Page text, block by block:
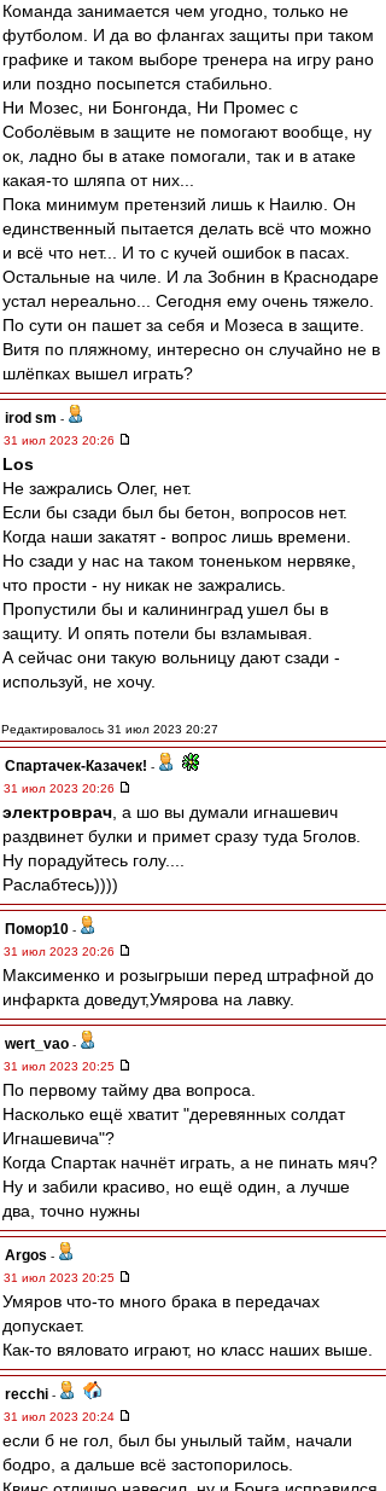
Команда занимается чем угодно, только не
футболом. И да во флангах защиты при таком
графике и таком выборе тренера на игру рано
или поздно посыпется стабильно.
Ни Мозес, ни Бонгонда, Ни Промес с
Соболёвым в защите не помогают вообще, ну
ок, ладно бы в атаке помогали, так и в атаке
какая-то шляпа от них...
Пока минимум претензий лишь к Наилю. Он
единственный пытается делать всё что можно
и всё что нет... И то с кучей ошибок в пасах.
Остальные на чиле. И ла Зобнин в Краснодаре
устал нереально... Сегодня ему очень тяжело.
По сути он пашет за себя и Мозеса в защите.
Витя по пляжному, интересно он случайно не в
шлёпках вышел играть?
irod sm -
31 июл 2023 20:26
Los
Не зажрались Олег, нет.
Если бы сзади был бы бетон, вопросов нет.
Когда наши закатят - вопрос лишь времени.
Но сзади у нас на таком тоненьком нервяке,
что прости - ну никак не зажрались.
Пропустили бы и калининград ушел бы в
защиту. И опять потели бы взламывая.
А сейчас они такую вольницу дают сзади -
используй, не хочу.
Редактировалось 31 июл 2023 20:27
Спартачек-Казачек! -
31 июл 2023 20:26
электроврач , а шо вы думали игнашевич
раздвинет булки и примет сразу туда 5голов.
Ну порадуйтесь голу....
Раслабтесь))))
Помор10 -
31 июл 2023 20:26
Максименко и розыгрыши перед штрафной до
инфаркта доведут,Умярова на лавку.
wert_vao -
31 июл 2023 20:25
По первому тайму два вопроса.
Насколько ещё хватит "деревянных солдат
Игнашевича"?
Когда Спартак начнёт играть, а не пинать мяч?
Ну и забили красиво, но ещё один, а лучше
два, точно нужны
Argos -
31 июл 2023 20:25
Умяров что-то много брака в передачах
допускает.
Как-то вяловато играют, но класс наших выше.
recchi -
31 июл 2023 20:24
если б не гол, был бы унылый тайм, начали
бодро, а дальше всё застопорилось.